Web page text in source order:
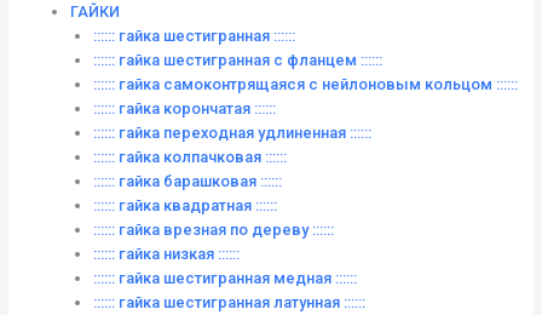
ГАЙКИ
:::::: гайка шестигранная ::::::
:::::: гайка шестигранная с фланцем ::::::
:::::: гайка самоконтрящаяся с нейлоновым кольцом ::::::
:::::: гайка корончатая ::::::
:::::: гайка переходная удлиненная ::::::
:::::: гайка колпачковая ::::::
:::::: гайка барашковая ::::::
:::::: гайка квадратная ::::::
:::::: гайка врезная по дереву ::::::
:::::: гайка низкая ::::::
:::::: гайка шестигранная медная ::::::
:::::: гайка шестигранная латунная ::::::